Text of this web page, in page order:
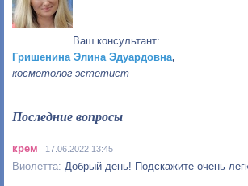
Ваш консультант:
Гришенина Элина Эдуардовна,
косметолог-эстетист
Последние вопросы
крем 17.06.2022 13:45
Добрый день! Подскажите очень